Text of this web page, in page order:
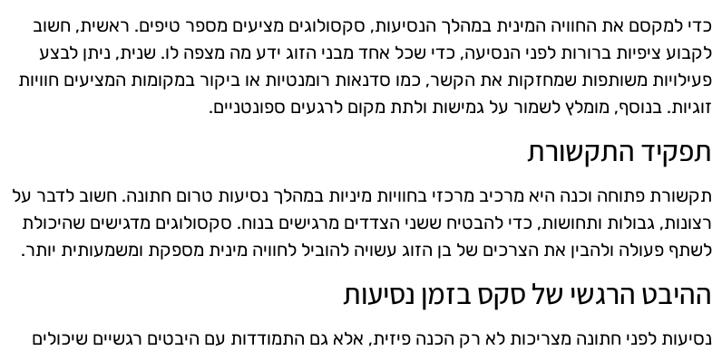
כדי למקסם את החוויה המינית במהלך הנסיעות, סקסולוגים מציעים מספר טיפים. ראשית, חשוב
לקבוע ציפיות ברורות לפני הנסיעה, כדי שכל אחד מבני הזוג ידע מה מצפה לו. שנית, ניתן לבצע
פעילויות משותפות שמחזקות את הקשר, כמו סדנאות רומנטיות או ביקור במקומות המציעים חוויות
זוגיות. בנוסף, מומלץ לשמור על גמישות ולתת מקום לרגעים ספונטניים.
תפקיד התקשורת
תקשורת פתוחה וכנה היא מרכיב מרכזי בחוויות מיניות במהלך נסיעות טרום חתונה. חשוב לדבר על
רצונות, גבולות ותחושות, כדי להבטיח ששני הצדדים מרגישים בנוח. סקסולוגים מדגישים שהיכולת
לשתף פעולה ולהבין את הצרכים של בן הזוג עשויה להוביל לחוויה מינית מספקת ומשמעותית יותר.
ההיבט הרגשי של סקס בזמן נסיעות
נסיעות לפני חתונה מצריכות לא רק הכנה פיזית, אלא גם התמודדות עם היבטים רגשיים שיכולים